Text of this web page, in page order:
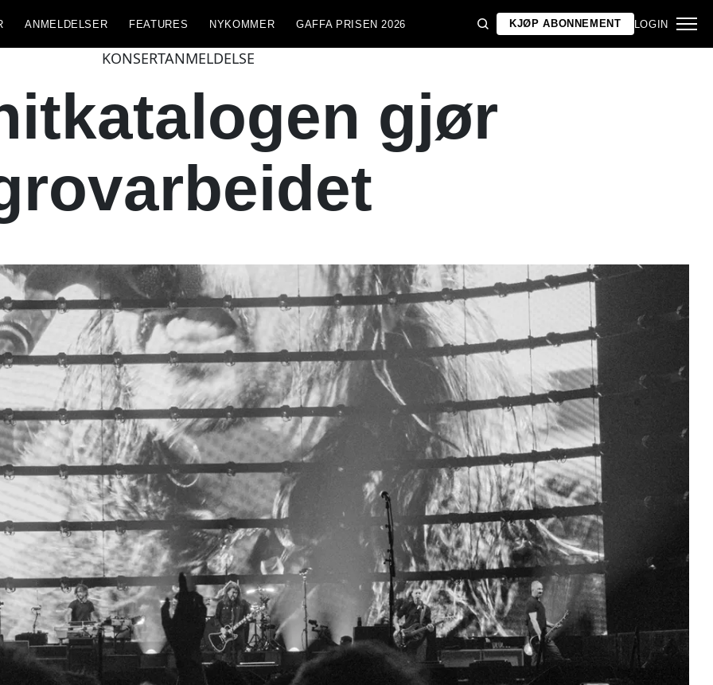
ANMELDELSER FEATURES NYKOMMER GAFFA PRISEN 2026 KJØP ABONNEMENT LOGIN
KONSERTANMELDELSE
gjør